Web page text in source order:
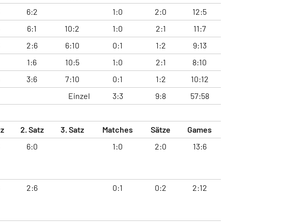
6:2 1:0 2:0 12:5
6:1 10:2 1:0 2:1 11:7
2:6 6:10 0:1 1:2 9:13
1:6 10:5 1:0 2:1 8:10
3:6 7:10 0:1 1:2
10:12
Einzel
3:3 9:8
57:58
2. Satz 3. Satz Matches Sätze Games
6:0 1:0 2:0 13:6
2:6 0:1 0:2 2:12